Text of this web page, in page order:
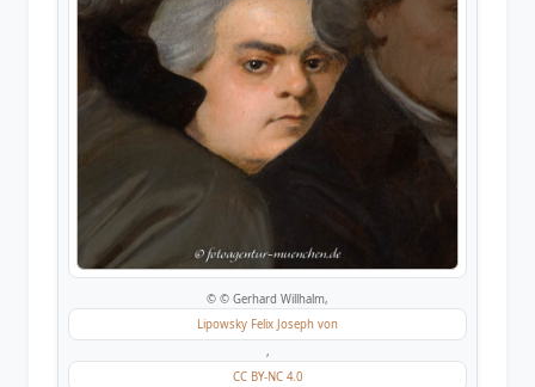
© © Gerhard Willhalm,
Lipowsky Felix Joseph von
,
CC BY-NC 4.0